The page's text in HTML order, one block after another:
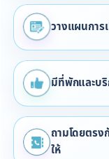
วางแผนการ
มีที่พักและบริ
ถามโดยตร
ให้